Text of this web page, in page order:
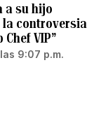
a su hijo
la controversia
VIP”
9:07 p.m.